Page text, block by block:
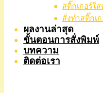
สติ๊กเกอร์ใ
สั่งทําสติ๊กเ
ผลงานล่าสุด
ขั้นตอนการสั่งพิมพ์
บทความ
ติดต่อเรา